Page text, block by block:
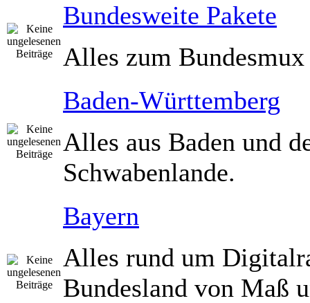
Bundesweite Pakete
Alles zum Bundesmux
Baden-Württemberg
Alles aus Baden und
Schwabenlande.
Bayern
Alles rund um
Bundesland von Maß